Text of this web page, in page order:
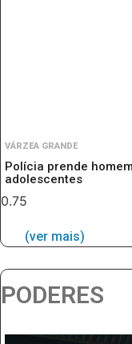
VÁRZEA GRANDE
Polícia prende
adolescentes
(ver mais)
PODERES